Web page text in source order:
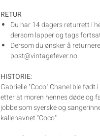
RETUR
Du har 14 dagers returrett i
dersom lapper og tags
Dersom du ønsker å
post@vintagefever.no
HISTORIE:
Gabrielle "Coco" Chanel ble
etter at moren hennes døde og
jobbe som syerske og
kallenavnet "Coco".